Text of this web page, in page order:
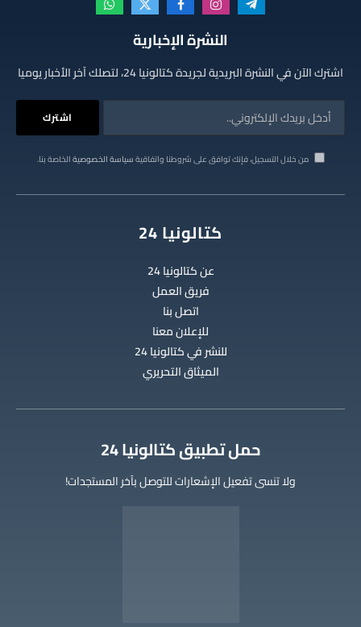
تيلقرام الانستغرامفيسبوكX
(Twitter)
واتساب
النشرة الإخبارية
اشترك الآن في النشرة البريدية لجريدة كتالونيا 24، لتصلك آخر الأخبار يوميا
من خلال التسجيل، فإنك توافق على شروطنا واتفاقيةسياسة الخصوصيةالخاصة بنا.
كتالونيا 24
عن كتالونيا 24
فريق العمل
اتصل بنا
للإعلان معنا
للنشر في كتالونيا 24
الميثاق التحريري
‫حمل تطبيق كتالونيا 24
ولا تنسى تفعيل الإشعارات للتوصل بآخر المستجدات!